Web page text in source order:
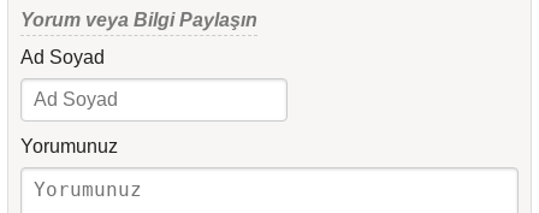
Yorum veya Bilgi Paylaşın
Ad Soyad
Yorumunuz